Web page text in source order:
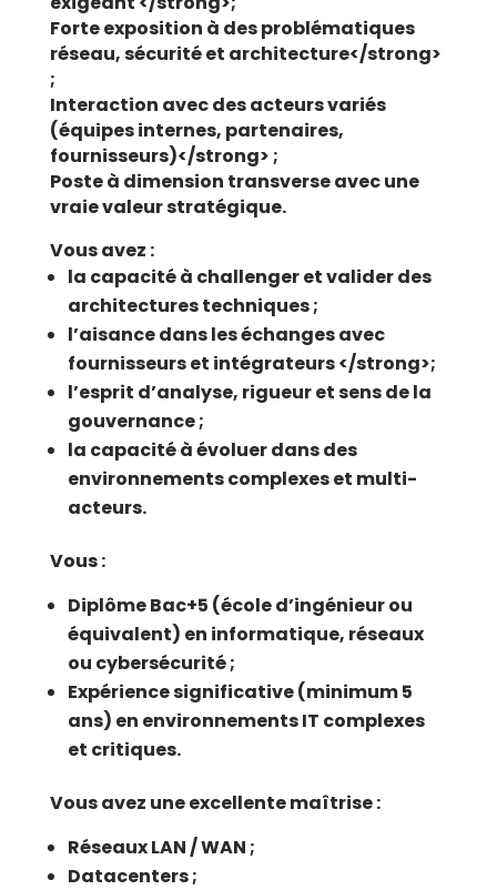
Forte exposition à des problématiques
réseau, sécurité et architecture</strong>
;
Interaction avec desacteurs variés
(équipes internes, partenaires,
fournisseurs)</strong> ;
Poste à dimension transverse avec une
vraievaleur stratégique.
Vous avez :
la capacité à challenger et validerdes
architectures techniques ;
l’aisance dans les échanges avec
fournisseurs et intégrateurs </strong>;
l’esprit d’analyse, rigueur et sens de la
gouvernance ;
la capacité à évoluer dans des
environnementscomplexes et multi-
acteurs.
Vous :
DiplômeBac+5 (école d’ingénieur ou
équivalent) en informatique, réseaux
ou cybersécurité ;
Expérience significative (minimum 5
ans) en environnements IT complexes
et critiques.
Vous avez une excellente maîtrise :
Réseaux LAN / WAN ;
Datacenters ;